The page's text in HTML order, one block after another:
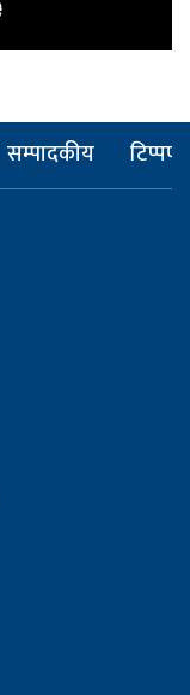
सम्पादकीय टिप्पणी